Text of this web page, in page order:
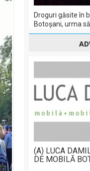
Droguri găsite în
Botoșani, urma
(A) LUCA
DE MOBILĂ